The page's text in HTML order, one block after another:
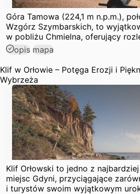
Góra Tamowa (224,1 m n.p.m.),
Wzgórz Szymbarskich, to
w pobliżu Chmielna, oferujący
opis mapa
Klif w Orłowie – Potęga Erozji i
Wybrzeża
Klif Orłowski to jedno z
miejsc Gdyni, przyciągające
i turystów swoim wyjątkowym